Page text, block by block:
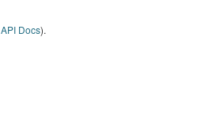
API Docs).